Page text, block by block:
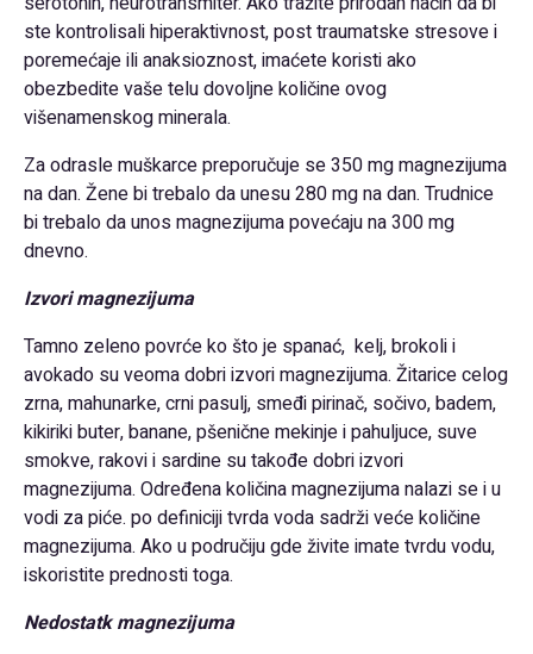
ste kontrolisali hiperaktivnost, post traumatske stresove i
poremećaje ili anaksioznost, imaćete koristi ako
obezbedite vaše telu dovoljne količine ovog
višenamenskog minerala.
Za odrasle muškarce preporučuje se 350 mg magnezijuma
na dan. Žene bi trebalo da unesu 280 mg na dan. Trudnice
bi trebalo da unos magnezijuma povećaju na 300 mg
dnevno.
Izvori magnezijuma
Tamno zeleno povrće ko što je spanać, kelj, brokoli i
avokado su veoma dobri izvori magnezijuma. Žitarice celog
zrna, mahunarke, crni pasulj, smeđi pirinač, sočivo, badem,
kikiriki buter, banane, pšenične mekinje i pahuljuce, suve
smokve, rakovi i sardine su takođe dobri izvori
magnezijuma. Određena količina magnezijuma nalazi se i u
vodi za piće. po definiciji tvrda voda sadrži veće količine
magnezijuma. Ako u područiju gde živite imate tvrdu vodu,
iskoristite prednosti toga.
Nedostatk magnezijuma